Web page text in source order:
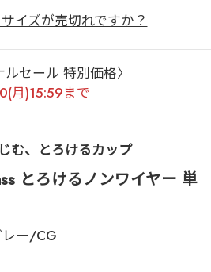
イズが売切れですか？
ルセール 特別価格〉
月)15:59まで
む、とろけるカップ
とろけるノンワイヤー 単
レー/CG